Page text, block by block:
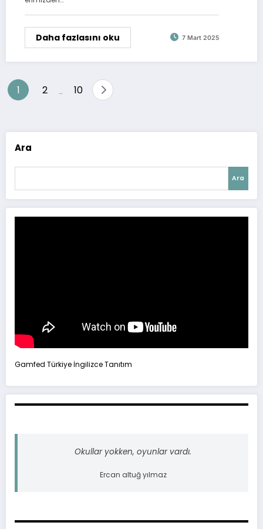
Daha fazlasını oku 7 Mart 2025
Yazı
1 2 10
Ara
Ara
Gamfed Türkiye İngilizce Tanıtım
Okullar yokken, oyunlar vardı.
Ercan altuğ yılmaz